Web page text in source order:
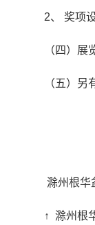
2、 奖项
（四）
（五）另
组
滁州根华
↑ 滁州根